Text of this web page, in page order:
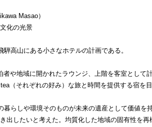
Masao）
化の光景
高山にある小さなホテルの計画である。
や地域に開かれたラウンジ、上階を客室として
（それぞれの好み）な旅と時間を提供する宿を目
らしや環境そのものが未来の遺産として価値を
したいと考えた。均質化した地域の固有性を再